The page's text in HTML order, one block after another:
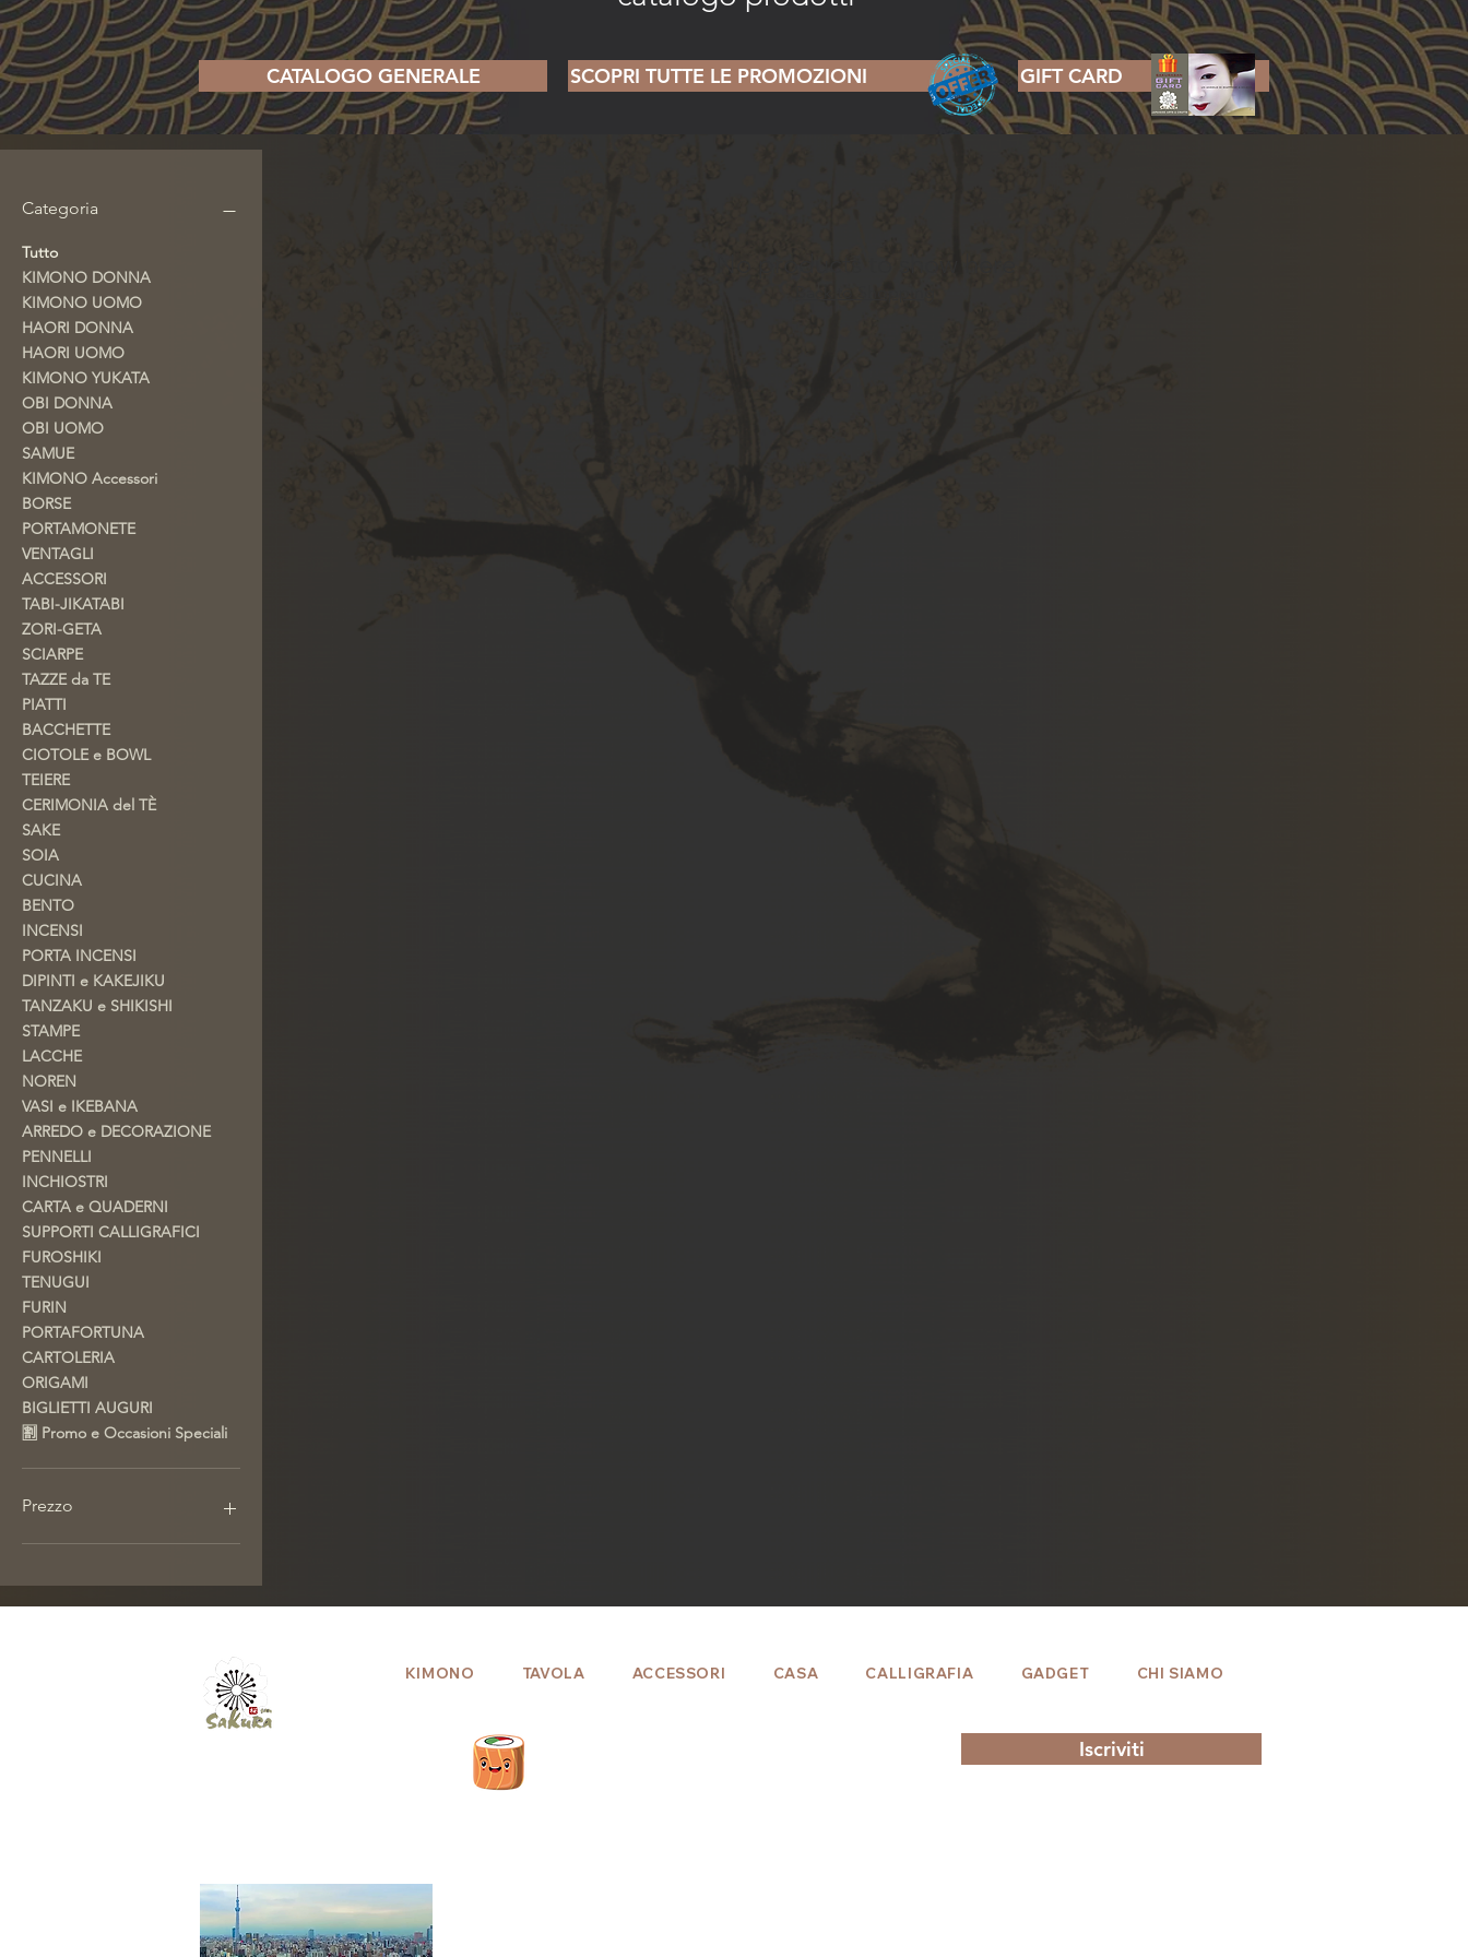
CATALOGO GENERALE SCOPRI TUTTE LE PROMOZIONI GIFT CARD
Categoria
Tutto
KIMONO DONNA
KIMONO UOMO
HAORI DONNA
HAORI UOMO
KIMONO YUKATA
OBI DONNA
OBI UOMO
SAMUE
KIMONO Accessori
BORSE
PORTAMONETE
VENTAGLI
ACCESSORI
TABI-JIKATABI
ZORI-GETA
SCIARPE
TAZZE da TE
PIATTI
BACCHETTE
CIOTOLE e BOWL
TEIERE
CERIMONIA del TÈ
SAKE
SOIA
CUCINA
BENTO
INCENSI
PORTA INCENSI
DIPINTI e KAKEJIKU
TANZAKU e SHIKISHI
STAMPE
LACCHE
NOREN
VASI e IKEBANA
ARREDO e DECORAZIONE
PENNELLI
INCHIOSTRI
CARTA e QUADERNI
SUPPORTI CALLIGRAFICI
FUROSHIKI
TENUGUI
FURIN
PORTAFORTUNA
CARTOLERIA
ORIGAMI
BIGLIETTI AUGURI
🈹 Promo e Occasioni Speciali
Prezzo
KIMONO TAVOLA ACCESSORI CASA CALLIGRAFIA GADGET CHI SIAMO
Iscriviti